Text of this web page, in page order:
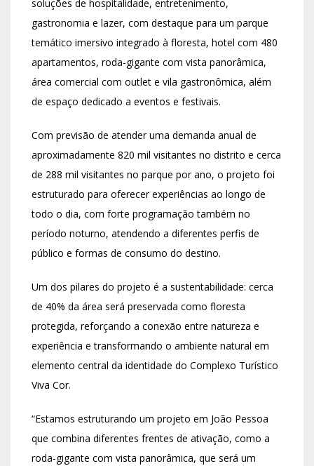
soluções de hospitalidade, entretenimento,
gastronomia e lazer, com destaque para um parque
temático imersivo integrado à floresta, hotel com 480
apartamentos, roda-gigante com vista panorâmica,
área comercial com outlet e vila gastronômica, além
de espaço dedicado a eventos e festivais.
Com previsão de atender uma demanda anual de
aproximadamente 820 mil visitantes no distrito e cerca
de 288 mil visitantes no parque por ano, o projeto foi
estruturado para oferecer experiências ao longo de
todo o dia, com forte programação também no
período noturno, atendendo a diferentes perfis de
público e formas de consumo do destino.
Um dos pilares do projeto é a sustentabilidade: cerca
de 40% da área será preservada como floresta
protegida, reforçando a conexão entre natureza e
experiência e transformando o ambiente natural em
elemento central da identidade do Complexo Turístico
Viva Cor.
“Estamos estruturando um projeto em João Pessoa
que combina diferentes frentes de ativação, como a
roda-gigante com vista panorâmica, que será um